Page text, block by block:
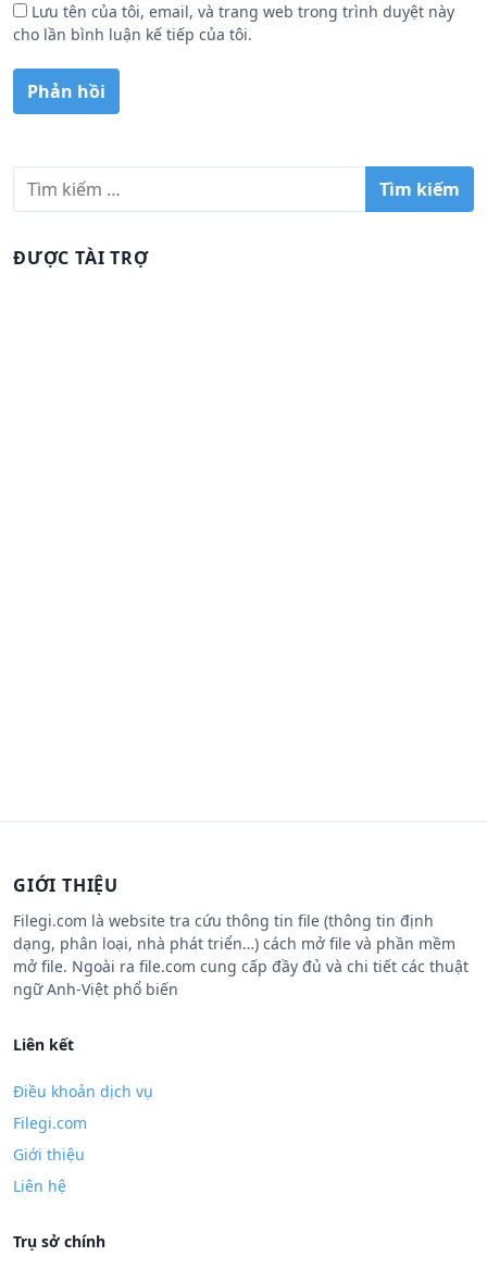
Lưu tên của tôi, email, và trang web trong trình duyệt này
cho lần bình luận kế tiếp của tôi.
iĐƯỢC TÀI TRỢ
GIỚI THIỆU
Filegi.com là website tra cứu thông tin file (thông tin định
dạng, phân loại, nhà phát triển…) cách mở file và phần mềm
mở file. Ngoài ra file.com cung cấp đầy đủ và chi tiết các thuật
ngữ Anh-Việt phổ biến
Liên kết
Điều khoản dịch vụ
Filegi.com
Giới thiệu
Liên hệ
Trụ sở chính